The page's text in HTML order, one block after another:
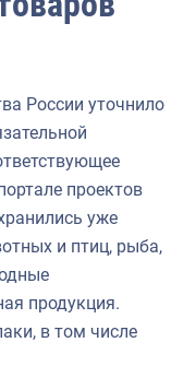
ценностей
России уточнило
проектов
уже
и птиц, рыба,
продукция.
в том числе